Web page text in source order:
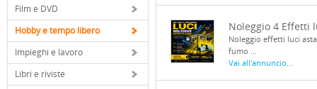
Film e DVD
Hobby e tempo libero
Impieghi e lavoro
Libri e riviste
Noleggio 4 Effetti
Noleggio effetti luci
fumo ...
Vai all'annuncio...